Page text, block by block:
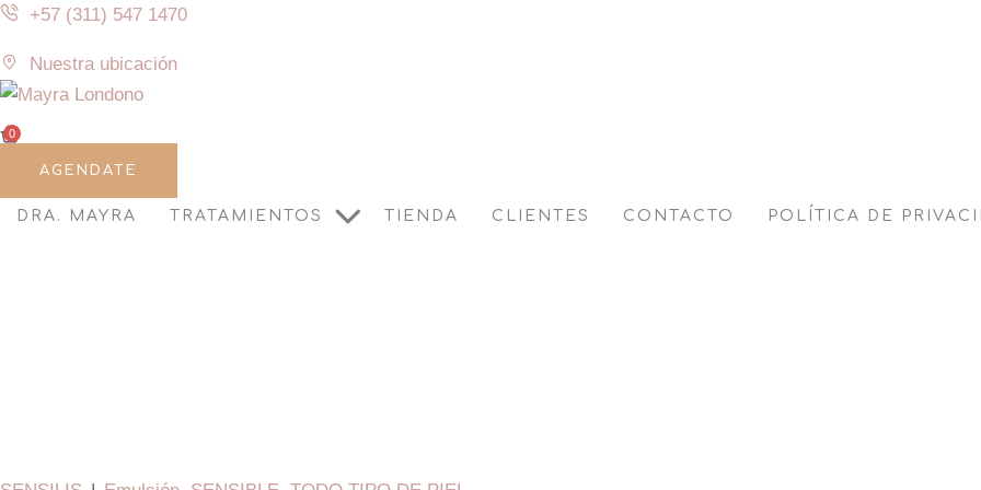
+57 (311) 547 1470
Nuestra ubicación
0
AGENDATE
DRA. MAYRA TRATAMIENTOS TIENDA CLIENTES CONTACTO POLÍTICA DE